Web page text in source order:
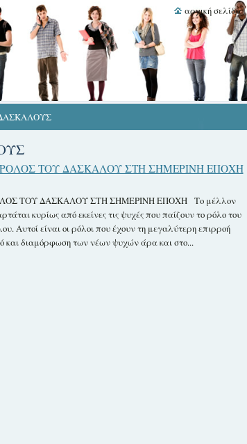
ΤΟΥ ΔΑΣΚΑΛΟΥ ΣΤΗ ΣΗΜΕΡΙΝΗ ΕΠΟΧΗ
ΤΟΥ ΔΑΣΚΑΛΟΥ ΣΤΗ ΣΗΜΕΡΙΝΗ ΕΠΟΧΗ Το μέλλον
κυρίως από εκείνες τις ψυχές που παίζουν το ρόλο του
Αυτοί είναι οι ρόλοι που έχουν τη μεγαλύτερη επιρροή
και διαμόρφωση των νέων ψυχών άρα και στο...
αρχική σελίδα|